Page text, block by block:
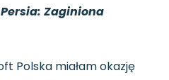
Zaginiona
Polska miałam okazję